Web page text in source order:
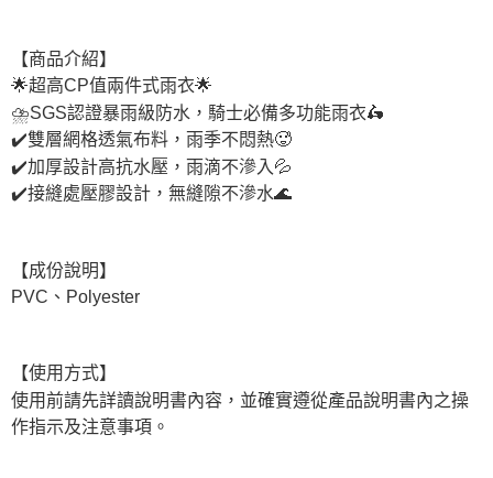
【商品介紹】
🌟超高CP值兩件式雨衣🌟
⛈️SGS認證暴雨級防水，騎士必備多功能雨衣🛵
✔️雙層網格透氣布料，雨季不悶熱🥵
✔️加厚設計高抗水壓，雨滴不滲入💦
✔️接縫處壓膠設計，無縫隙不滲水🌊
【成份說明】
PVC、Polyester
【使用方式】
使用前請先詳讀說明書內容，並確實遵從產品說明書內之操
作指示及注意事項。